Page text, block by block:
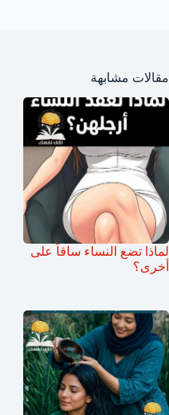
مقالات مشابهة
لماذا تضع النساء ساقاً على
أخرى؟